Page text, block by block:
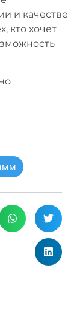
и качестве
кто хочет